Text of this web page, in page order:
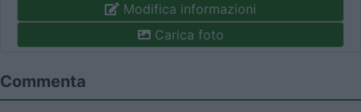
Modifica informazioni
Carica foto
Commenta